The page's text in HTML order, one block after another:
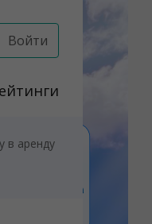
Войти
в аренду